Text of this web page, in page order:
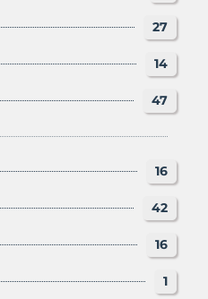
27
14
47
16
42
16
1